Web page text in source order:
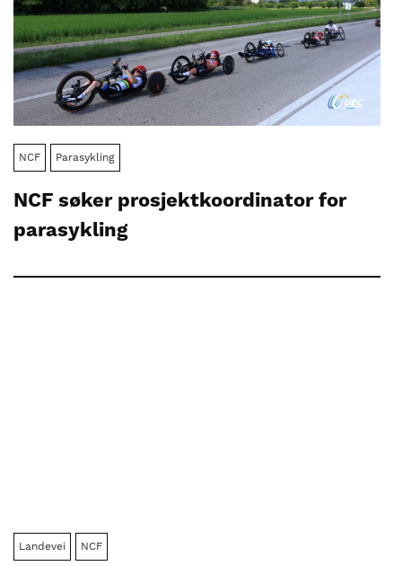
NCF Parasykling
NCF søker prosjektkoordinator for
parasykling
Landevei NCF